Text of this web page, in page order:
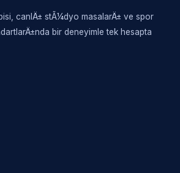
canlÄ± stÃ¼dyo masalarÄ± ve spor
bir deneyimle tek hesapta